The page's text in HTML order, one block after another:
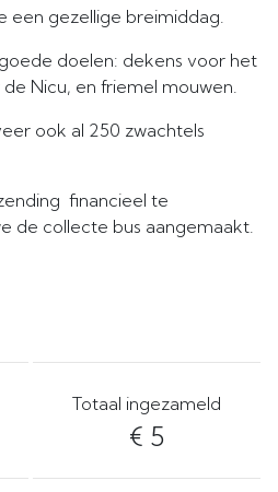
een gezellige breimiddag.
doelen: dekens voor het
Nicu, en friemel mouwen.
ook al 250 zwachtels
financieel te
de collecte bus aangemaakt.
Totaal ingezameld
€ 5